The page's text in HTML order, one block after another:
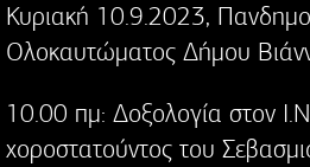
Κυριακή 10.9.2023,
Ολοκαυτώματος Δήμου
10.00 πμ: Δοξολογία στον
χοροστατούντος του